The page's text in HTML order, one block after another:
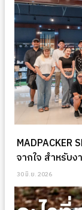
MADPACKER
จากใจ สำหรับ
30 มิ.ย. 2026